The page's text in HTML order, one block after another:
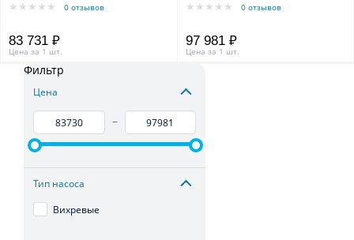
0 отзывов
83 731 ₽
Цена за 1 шт.
0 отзывов
97 981 ₽
Цена за 1 шт.
Фильтр
Цена
–
Тип насоса
Вихревые